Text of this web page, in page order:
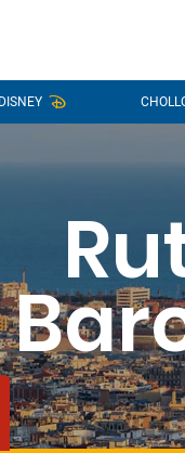
DISNEY